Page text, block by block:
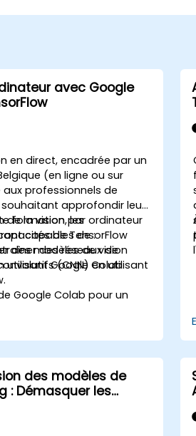
avec Google
en direct, encadrée par un
(en ligne ou sur
professionnels de
approfondir leur
de la vision par ordinateur
de TensorFlow
des modèles de vision
utilisant Google Colab.
formation, les
capables de :
des réseaux de
(CNN) en utilisant
Google Colab pour un
des techniques de
d'images pour les
par ordinateur.
modèles de vision par
des applications
des modèles de
: Démasquer les